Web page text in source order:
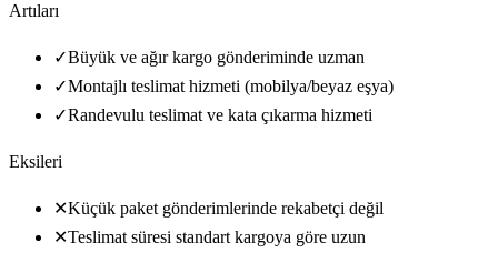
Artıları
✓Büyük ve ağır kargo gönderiminde uzman
✓Montajlı teslimat hizmeti (mobilya/beyaz eşya)
✓Randevulu teslimat ve kata çıkarma hizmeti
Eksileri
✕Küçük paket gönderimlerinde rekabetçi değil
✕Teslimat süresi standart kargoya göre uzun